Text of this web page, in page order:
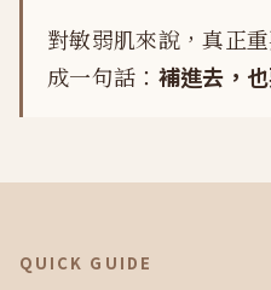
對敏弱肌來說，真正
成一句話： 補進去，
QUICK GUIDE